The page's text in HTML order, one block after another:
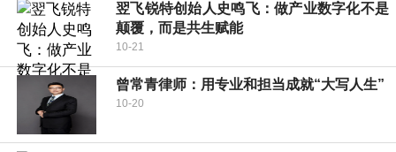
翌飞锐特创始人史鸣飞：做产业数字化不是
颠覆，而是共生赋能
10-21
曾常青律师：用专业和担当成就“大写人生”
10-20